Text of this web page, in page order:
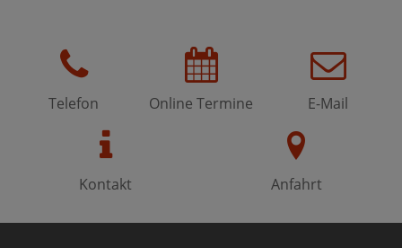
Telefon E-Mail
Online Termine
Kontakt Anfahrt